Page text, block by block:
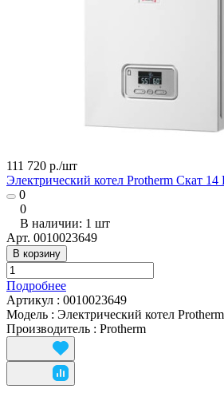
111 720 р./шт
Электрический котел Protherm Скат
0
0
В наличии: 1 шт
Арт. 0010023649
В корзину
Подробнее
Артикул : 0010023649
Модель : Электрический котел
Производитель : Protherm